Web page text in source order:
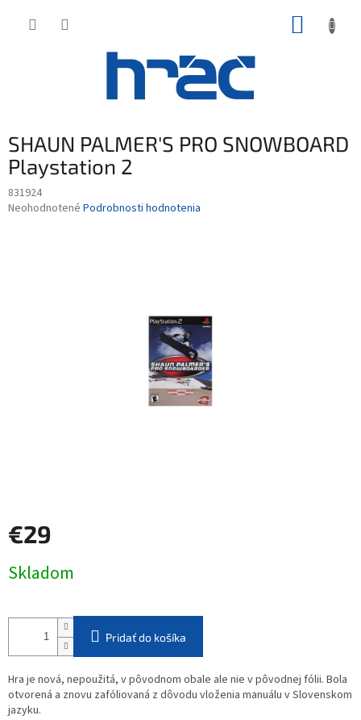
SHAUN PALMER'S PRO SNOWBOARD
Playstation 2
831924
Priemerné
Neohodnotené Podrobnosti hodnotenia
€29
cena:
Skladom
Pridať do košíka
Hra je nová, nepoužitá, v pôvodnom obale ale nie v pôvodnej fólii. Bola
otvorená a znovu zafóliovaná z dôvodu vloženia manuálu v Slovenskom
jazyku.